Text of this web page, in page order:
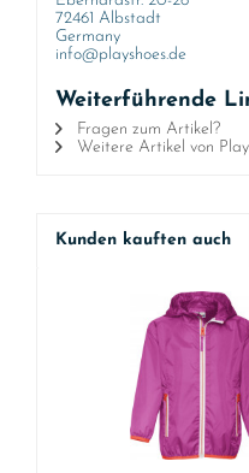
72461 Albstadt
Germany
info@playshoes.de
Weiterführende
Fragen zum Artikel?
Weitere Artikel von
Kunden kauften auch